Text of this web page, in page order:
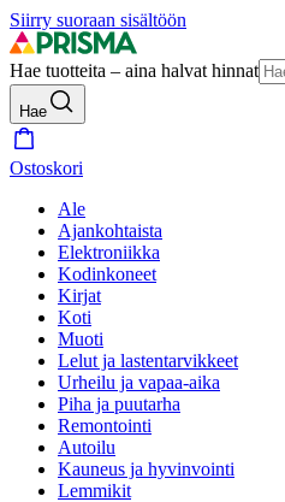
Siirry suoraan sisältöön
Hae tuotteita – aina halvat hinnat
Hae
Ostoskori
Ale
Ajankohtaista
Elektroniikka
Kodinkoneet
Kirjat
Koti
Muoti
Lelut ja lastentarvikkeet
Urheilu ja vapaa-aika
Piha ja puutarha
Remontointi
Autoilu
Kauneus ja hyvinvointi
Lemmikit